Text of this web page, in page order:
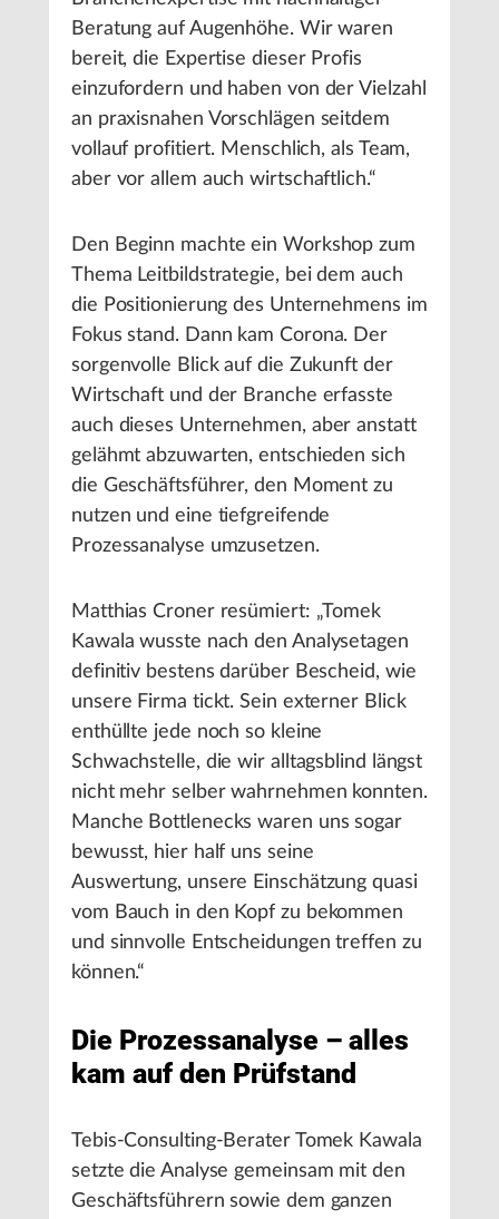
Beratung auf Augenhöhe. Wir waren
bereit, die Expertise dieser Profis
einzufordern und haben von der Vielzahl
an praxisnahen Vorschlägen seitdem
vollauf profitiert. Menschlich, als Team,
aber vor allem auch wirtschaftlich.“
Den Beginn machte ein Workshop zum
Thema Leitbildstrategie, bei dem auch
die Positionierung des Unternehmens im
Fokus stand. Dann kam Corona. Der
sorgenvolle Blick auf die Zukunft der
Wirtschaft und der Branche erfasste
auch dieses Unternehmen, aber anstatt
gelähmt abzuwarten, entschieden sich
die Geschäftsführer, den Moment zu
nutzen und eine tiefgreifende
Prozessanalyse umzusetzen.
Matthias Croner resümiert: „Tomek
Kawala wusste nach den Analysetagen
definitiv bestens darüber Bescheid, wie
unsere Firma tickt. Sein externer Blick
enthüllte jede noch so kleine
Schwachstelle, die wir alltagsblind längst
nicht mehr selber wahrnehmen konnten.
Manche Bottlenecks waren uns sogar
bewusst, hier half uns seine
Auswertung, unsere Einschätzung quasi
vom Bauch in den Kopf zu bekommen
und sinnvolle Entscheidungen treffen zu
können.“
Die Prozessanalyse – alles
kam auf den Prüfstand
Tebis-Consulting-Berater Tomek Kawala
setzte die Analyse gemeinsam mit den
Geschäftsführern sowie dem ganzen